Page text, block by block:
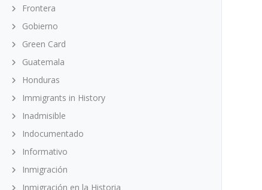
Frontera
Gobierno
Green Card
Guatemala
Honduras
Immigrants in History
Inadmisible
Indocumentado
Informativo
Inmigración
Inmigración en la Historia